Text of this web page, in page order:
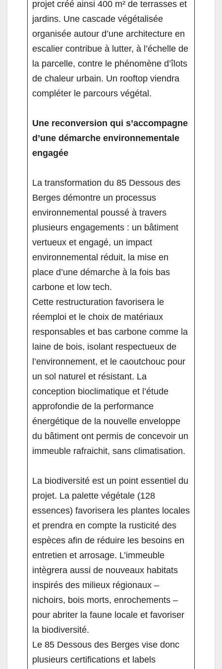
projet créé ainsi 400 m² de terrasses et
jardins. Une cascade végétalisée
organisée autour d’une architecture en
escalier contribue à lutter, à l’échelle de
la parcelle, contre le phénomène d’îlots
de chaleur urbain. Un rooftop viendra
compléter le parcours végétal.
Une reconversion qui s’accompagne
d’une démarche environnementale
engagée
La transformation du 85 Dessous des
Berges démontre un processus
environnemental poussé à travers
plusieurs engagements : un bâtiment
vertueux et engagé, un impact
environnemental réduit, la mise en
place d’une démarche à la fois bas
carbone et low tech.
Cette restructuration favorisera le
réemploi et le choix de matériaux
responsables et bas carbone comme la
laine de bois, isolant respectueux de
l’environnement, et le caoutchouc pour
un sol naturel et résistant. La
conception bioclimatique et l’étude
approfondie de la performance
énergétique de la nouvelle enveloppe
du bâtiment ont permis de concevoir un
immeuble rafraichit, sans climatisation.
La biodiversité est un point essentiel du
projet. La palette végétale (128
essences) favorisera les plantes locales
et prendra en compte la rusticité des
espèces afin de réduire les besoins en
entretien et arrosage. L’immeuble
intègrera aussi de nouveaux habitats
inspirés des milieux régionaux –
nichoirs, bois morts, enrochements –
pour abriter la faune locale et favoriser
la biodiversité.
Le 85 Dessous des Berges vise donc
plusieurs certifications et labels